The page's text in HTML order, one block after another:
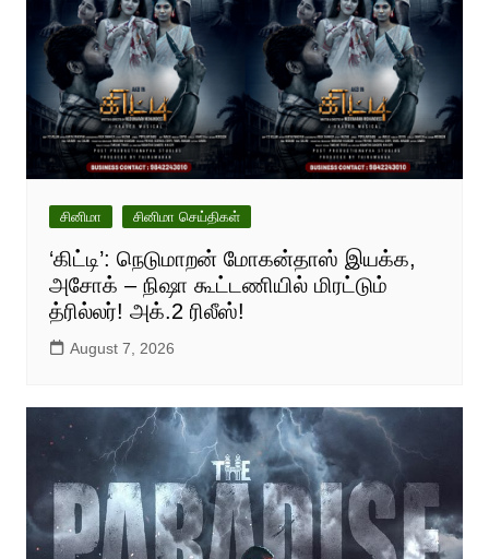
சினிமா சினிமா செய்திகள்
‘கிட்டி’: நெடுமாறன் மோகன்தாஸ் இயக்க,
அசோக் – நிஷா கூட்டணியில் மிரட்டும்
த்ரில்லர்! அக்.2 ரிலீஸ்!
August 7, 2026